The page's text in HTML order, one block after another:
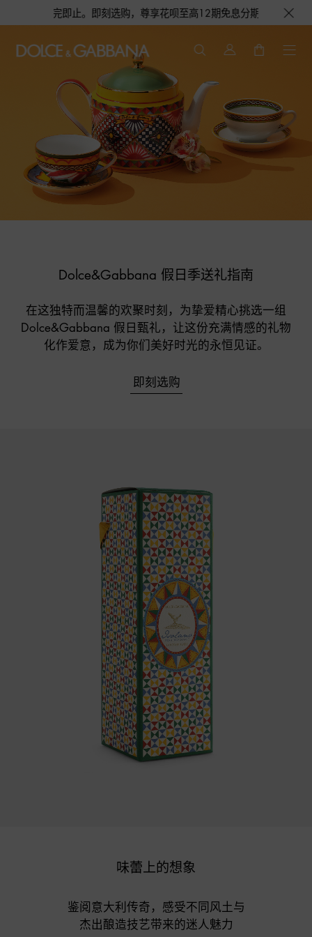
止。即刻选购，尊享花呗至高12期免息分期礼遇，下单即赠倾心
Dolce&Gabbana 假日季送礼指南
在这独特而温馨的欢聚时刻，为挚爱精心挑选一组
Dolce&Gabbana 假日甄礼，让这份充满情感的礼物
化作爱意，成为你们美好时光的永恒见证。
即刻选购
味蕾上的想象
鉴阅意大利传奇，感受不同风土与
杰出酿造技艺带来的迷人魅力